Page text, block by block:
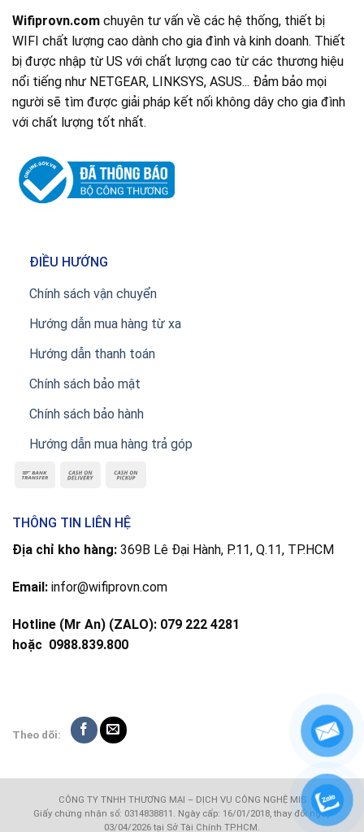
Wifiprovn.com chuyên tư vấn về các hệ thống, thiết bị
WIFI chất lượng cao dành cho gia đình và kinh doanh. Thiết
bị được nhập từ US với chất lượng cao từ các thương hiệu
nổi tiếng như NETGEAR, LINKSYS, ASUS... Đảm bảo mọi
người sẽ tìm được giải pháp kết nối không dây cho gia đình
với chất lượng tốt nhất.
ĐIỀU HƯỚNG
Chính sách vận chuyển
Hướng dẫn mua hàng từ xa
Hướng dẫn thanh toán
Chính sách bảo mật
Chính sách bảo hành
Hướng dẫn mua hàng trả góp
THÔNG TIN LIÊN HỆ
Địa chỉ kho hàng: 369B Lê Đại Hành, P.11, Q.11, TP.HCM
Email: infor@wifiprovn.com
Hotline (Mr An) (ZALO): 079 222 4281
hoặc 0988.839.800
Theo dõi:
CÔNG TY TNHH THƯƠNG MẠI – DỊCH VỤ CÔNG NGHỆ MIS
Giấy chứng nhận số: 0314838811. Ngày cấp: 16/01/2018, thay đổi ngày
03/04/2026 tại Sở Tài Chính TP.HCM.